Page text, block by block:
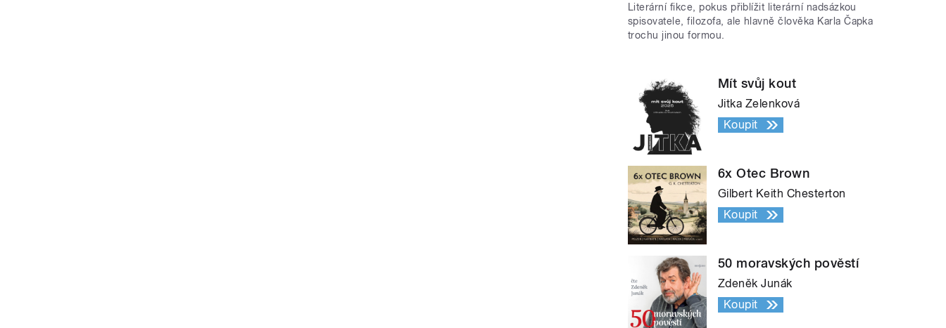
Literární fikce, pokus přiblížit literární nadsázkou
spisovatele, filozofa, ale hlavně člověka Karla Čapka
trochu jinou formou.
Mít svůj kout
Jitka Zelenková
Koupit
6x Otec Brown
Gilbert Keith Chesterton
Koupit
50 moravských pověstí
Zdeněk Junák
Koupit